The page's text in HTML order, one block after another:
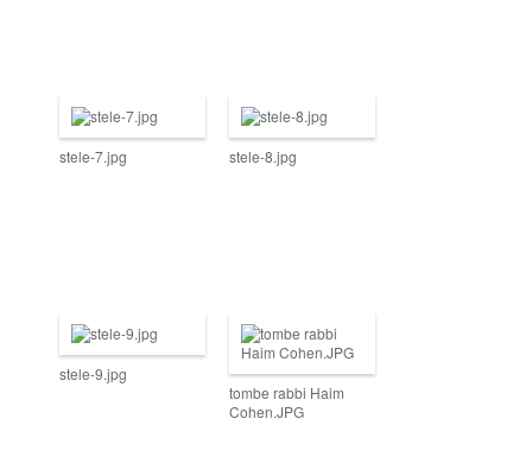
stele-7.jpg stele-8.jpg
stele-9.jpg
tombe rabbi Haim
Cohen.JPG